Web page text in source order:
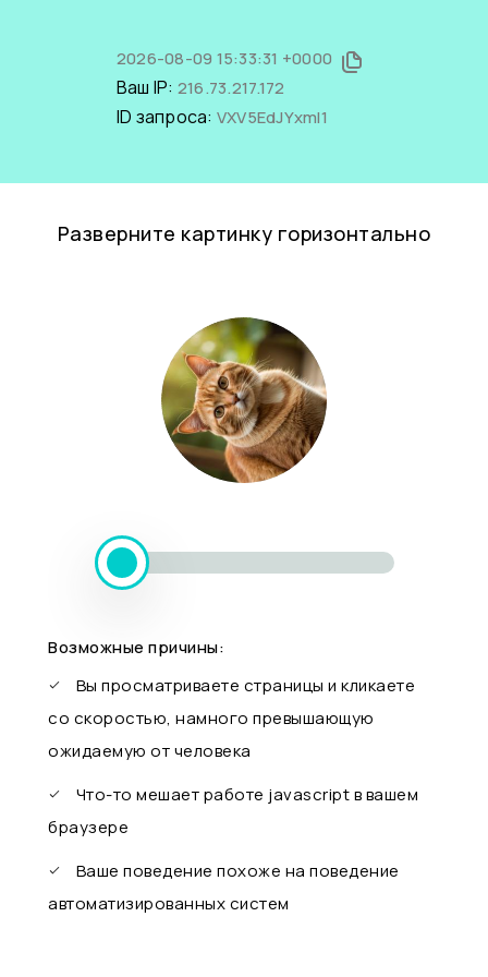
2026-08-09 15:33:31 +0000
Ваш IP: 216.73.217.172
ID запроса: VXV5EdJYxmI1
Разверните картинку горизонтально
Возможные причины:
Вы просматриваете страницы и кликаете
со скоростью, намного превышающую
ожидаемую от человека
Что-то мешает работе javascript в вашем
браузере
Ваше поведение похоже на поведение
автоматизированных систем